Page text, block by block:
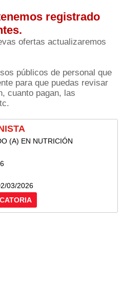
registrado
ofertas actualizaremos
públicos de personal que
para que puedas revisar
cuanto pagan, las
(A) EN NUTRICIÓN
03/2026